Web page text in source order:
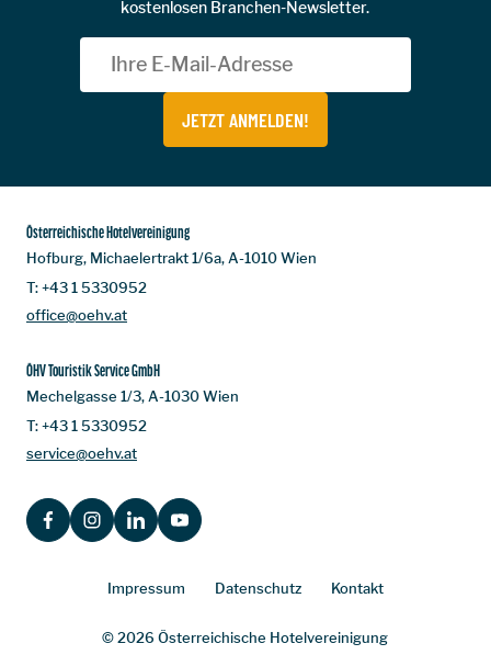
kostenlosen Branchen-Newsletter.
JETZT ANMELDEN!
Österreichische Hotelvereinigung
Hofburg, Michaelertrakt 1/6a, A-1010 Wien
T:+43 1 5330952
office@oehv.at
ÖHV Touristik Service GmbH
Mechelgasse 1/3, A-1030 Wien
T:+43 1 5330952
service@oehv.at
FACEBOOKINSTAGRAMLINKEDINYOUTUBE
Impressum Datenschutz Kontakt
© 2026 Österreichische Hotelvereinigung